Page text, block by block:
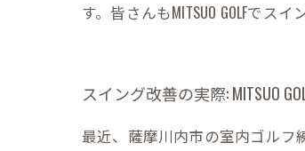
す。皆さんもMITSUO GOLFで
スイング改善の実際: MITSUO
最近、薩摩川内市の室内ゴルフ